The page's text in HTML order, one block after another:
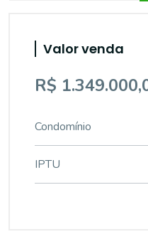
Valor venda
R$
Condomínio
IPTU